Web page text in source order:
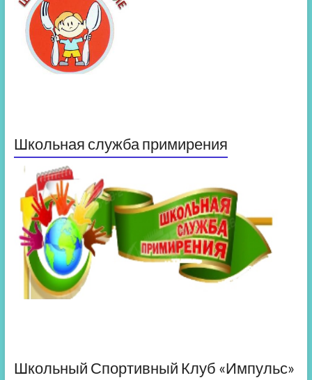
Школьная служба примирения
Школьный Спортивный Клуб «Импульс»